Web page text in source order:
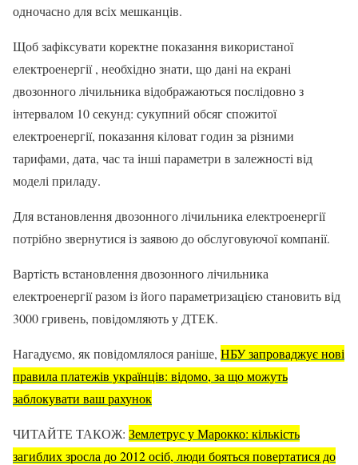
одночасно для всіх мешканців.
Щоб зафіксувати коректне показання використаної
електроенергії , необхідно знати, що дані на екрані
двозонного лічильника відображаються послідовно з
інтервалом 10 секунд: сукупний обсяг спожитої
електроенергії, показання кіловат годин за різними
тарифами, дата, час та інші параметри в залежності від
моделі приладу.
Для встановлення двозонного лічильника електроенергії
потрібно звернутися із заявою до обслуговуючої компанії.
Вартість встановлення двозонного лічильника
електроенергії разом із його параметризацією становить від
3000 гривень, повідомляють у ДТЕК.
Нагадуємо, як повідомлялося раніше, НБУ запроваджує нові
правила платежів українців: відомо, за що можуть
заблокувати ваш рахунок
ЧИТАЙТЕ ТАКОЖ: Землетрус у Марокко: кількість
загиблих зросла до 2012 осіб, люди бояться повертатися до